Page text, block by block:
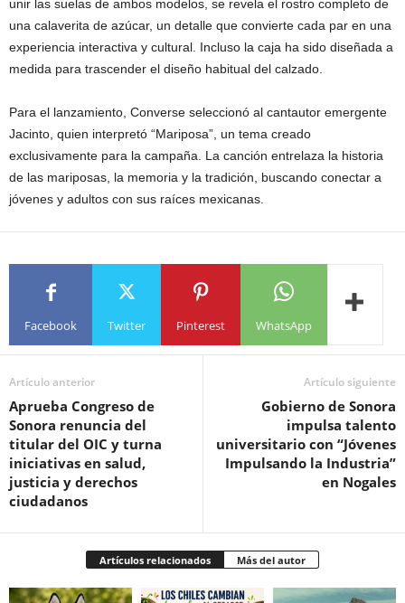
unir las suelas de ambos modelos, se revela el rostro completo de
una calaverita de azúcar, un detalle que convierte cada par en una
experiencia interactiva y cultural. Incluso la caja ha sido diseñada a
medida para trascender el diseño habitual del calzado.
Para el lanzamiento, Converse seleccionó al cantautor emergente
Jacinto, quien interpretó “Mariposa”, un tema creado
exclusivamente para la campaña. La canción entrelaza la historia
de las mariposas, la memoria y la tradición, buscando conectar a
jóvenes y adultos con sus raíces mexicanas.
Facebook Twitter Pinterest WhatsApp
Artículo anterior
Aprueba Congreso de
Sonora renuncia del
titular del OIC y turna
iniciativas en salud,
justicia y derechos
ciudadanos
Artículo siguiente
Gobierno de Sonora
impulsa talento
universitario con “Jóvenes
Impulsando la Industria”
en Nogales
Artículos relacionados Más del autor